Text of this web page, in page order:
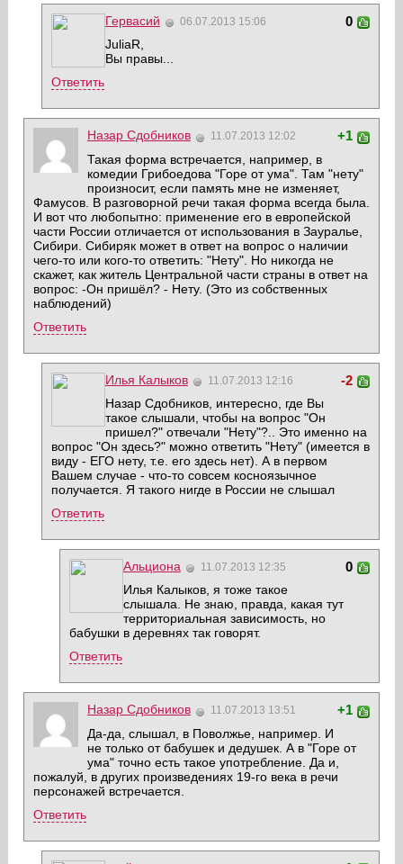
Гервасий 06.07.2013 15:06 0
JuliaR,
Вы правы...
Ответить
Назар Cдобников 11.07.2013 12:02 +1
Такая форма встречается, например, в
комедии Грибоедова "Горе от ума". Там "нету"
произносит, если память мне не изменяет,
Фамусов. В разговорной речи такая форма всегда была.
И вот что любопытно: применение его в европейской
части России отличается от использования в Зауралье,
Сибири. Сибиряк может в ответ на вопрос о наличии
чего-то или кого-то ответить: "Нету". Но никогда не
скажет, как житель Центральной части страны в ответ на
вопрос: -Он пришёл? - Нету. (Это из собственных
наблюдений)
Ответить
Илья Калыков 11.07.2013 12:16 -2
Назар Cдобников, интересно, где Вы
такое слышали, чтобы на вопрос "Он
пришел?" отвечали "Нету"?.. Это именно на
вопрос "Он здесь?" можно ответить "Нету" (имеется в
виду - ЕГО нету, т.е. его здесь нет). А в первом
Вашем случае - что-то совсем косноязычное
получается. Я такого нигде в России не слышал
Ответить
Альциона 11.07.2013 12:35 0
Илья Калыков, я тоже такое
слышала. Не знаю, правда, какая тут
территориальная зависимость, но
бабушки в деревнях так говорят.
Ответить
Назар Cдобников 11.07.2013 13:51 +1
Да-да, слышал, в Поволжье, например. И
не только от бабушек и дедушек. А в "Горе от
ума" точно есть такое употребление. Да и,
пожалуй, в других произведениях 19-го века в речи
персонажей встречается.
Ответить